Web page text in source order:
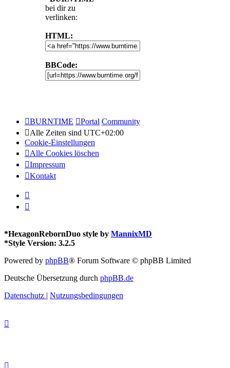
bei dir zu
verlinken:
HTML:
BBCode:
BURNTIME Portal Community
Alle Zeiten sind UTC+02:00
Cookie-Einstellungen
Alle Cookies löschen
Impressum
Kontakt
*HexagonRebornDuo style by MannixMD
*Style Version: 3.2.5
Powered by phpBB® Forum Software © phpBB Limited
Deutsche Übersetzung durch phpBB.de
Datenschutz | Nutzungsbedingungen